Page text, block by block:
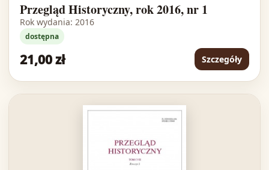
Przegląd Historyczny, rok 2016, nr 1
Rok wydania: 2016
dostępna
21,00 zł Szczegóły